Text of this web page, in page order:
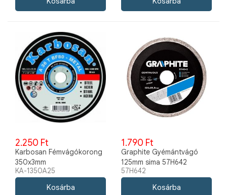
2.250 Ft
Karbosan Fémvágókorong
350x3mm
KA-1350A25
1.790 Ft
Graphite Gyémántvágó
125mm sima 57H642
57H642